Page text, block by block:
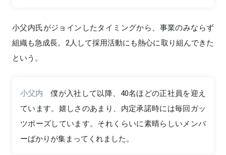
小父内氏がジョインしたタイミングから、事業のみならず
組織も急成長。2人して採用活動にも熱心に取り組んできた
という。
小父内
僕が入社して以降、40名ほどの正社員を迎え
ています。嬉しさのあまり、内定承諾時には毎回ガッ
ツポーズしています。それくらいに素晴らしいメンバ
ーばかりが集まってくれました。